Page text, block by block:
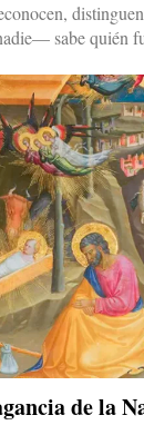
sabe quién
de la